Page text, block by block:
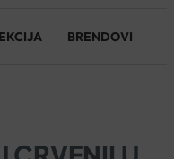
BRENDOVI